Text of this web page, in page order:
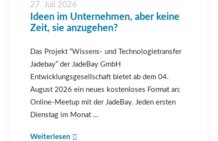
27. Juli 2026
Ideen im Unternehmen, aber keine
Zeit, sie anzugehen?
Das Projekt “Wissens- und Technologietransfer
Jadebay” der JadeBay GmbH
Entwicklungsgesellschaft bietet ab dem 04.
August 2026 ein neues kostenloses Format an:
Online-Meetup mit der JadeBay. Jeden ersten
Dienstag im Monat …
Weiterlesen